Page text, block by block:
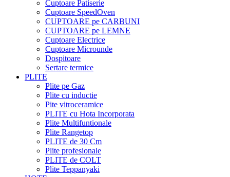
Cuptoare Patiserie
Cuptoare SpeedOven
CUPTOARE pe CARBUNI
CUPTOARE pe LEMNE
Cuptoare Electrice
Cuptoare Microunde
Dospitoare
Sertare termice
PLITE
Plite pe Gaz
Plite cu inductie
Pite vitroceramice
PLITE cu Hota Incorporata
Plite Multifuntionale
Plite Rangetop
PLITE de 30 Cm
Plite profesionale
PLITE de COLT
Plite Teppanyaki